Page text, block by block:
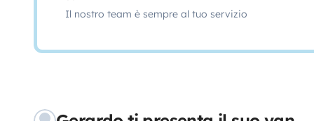
Il nostro team è sempre al tuo servizio